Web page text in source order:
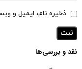
نقد و بررسی‌ها
ذخیره نام، ایمیل و